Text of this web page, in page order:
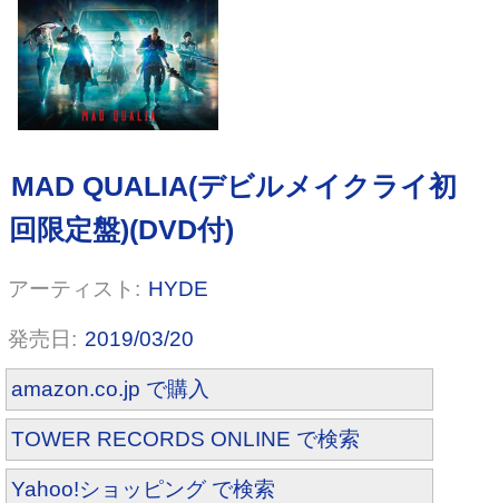
HYDE
2019/03/20
amazon.co.jp で購入
TOWER RECORDS ONLINE で検索
Yahoo!ショッピング で検索
悲虐色ノ終焉